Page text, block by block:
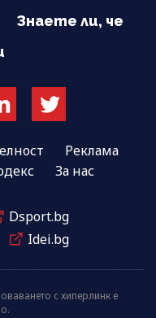
Знаете ли, че
Реклама
За нас
Dsport.bg
Idei.bg
с хиперлинк е